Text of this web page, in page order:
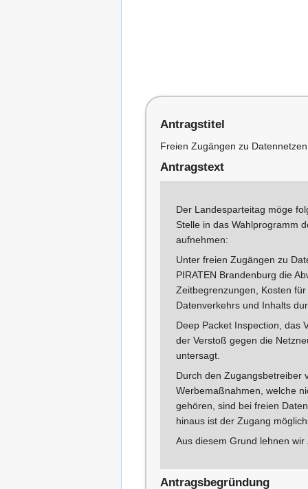
Antragstitel
Freien Zugängen zu Datennetzen
Antragstext
Der Landesparteitag möge
Stelle in das Wahlprogramm
aufnehmen:
Unter freien Zugängen zu
PIRATEN Brandenburg die
Zeitbegrenzungen, Kosten
Datenverkehrs und Inhalts
Deep Packet Inspection, das
der Verstoß gegen die
untersagt.
Durch den Zugangsbetreiber
Werbemaßnahmen, welche
gehören, sind bei freien
hinaus ist der Zugang
Aus diesem Grund lehnen
Antragsbegründung